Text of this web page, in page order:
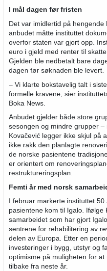
I mål dagen før fristen
Det var imidlertid på
anbudet måtte instituttet
overfor staten var gjort opp.
euro i gjeld med renter til
Gjelden ble nedbetalt bare
dagen før søknaden ble levert.
– Vi klarte bokstavelig talt i
formelle kravene, sier
Boka News.
Anbudet gjelder både store
sesongen og mindre grupper
Kovačević legger ikke skjul på
ikke rakk den planlagte
de norske pasientene
er orientert om
restruktureringsplan.
Femti år med norsk
I februar markerte instituttet
pasientene kom til Igalo. Ifølge
samarbeidet som har gjort
sentrene for rehabilitering av
delen av Europa. Etter en
investeringer i bygg, utstyr og
optimisme på muligheten for
tilbake fra neste år.